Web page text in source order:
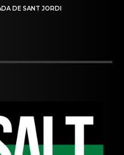
DE SANT JORDI